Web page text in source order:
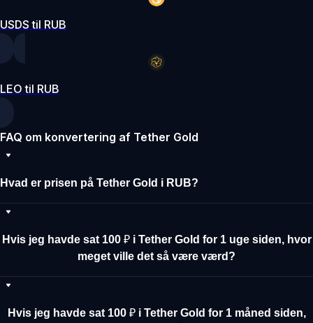
USDS til RUB
LEO til RUB
FAQ om konvertering af Tether Gold
Hvad er prisen på Tether Gold i RUB?
Hvis jeg havde sat 100 ₽ i Tether Gold for 1 uge siden, hvor
meget ville det så være værd?
Hvis jeg havde sat 100 ₽ i Tether Gold for 1 måned siden,